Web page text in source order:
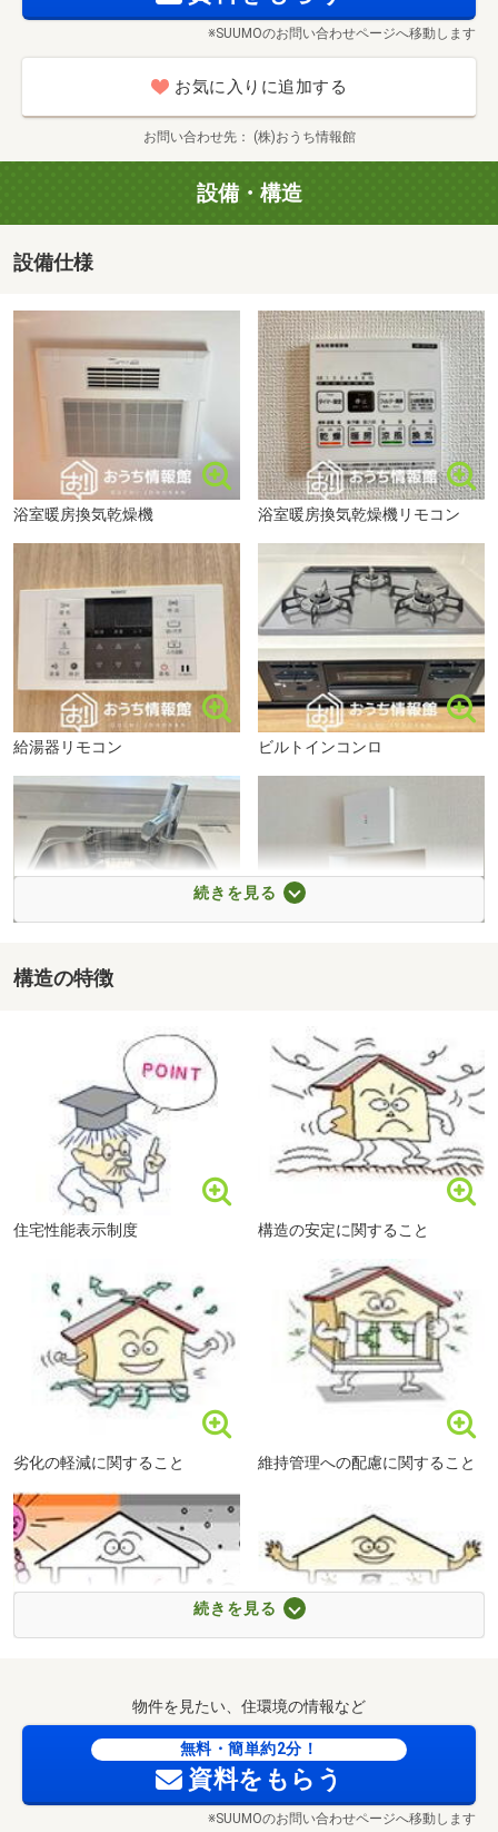
1600m・徒歩20分）
1700m・徒歩22分）
■【ホームセンター】コメリハード＆グリーン芸濃店（約
■【中学校】津市立芸濃中学校（約750m・徒歩10分）
■【幼稚園・保育園】津市立芸濃こども園（約690m・徒歩
9分）
■【郵便局】椋本郵便局（約860m・徒歩11分）
■【役所】津市役所芸濃庁舎（約1200m・徒歩15分）
■【図書館】津市芸濃図書館（約1100m・徒歩14分）
■【銀行】JA津安芸芸濃支店（約610m・徒歩8分）
■【銀行】百五銀行椋本支店（約1000m・徒歩13分）
す。
・ご来店時には、他のお客様から、なるべく席を離して対
応させて頂いております。
・物件のご見学後には、手指の消毒をお願いさせて頂いて
・適度に換気させて頂いております。
※SUUMOのお問い合わせページへ移動します
お気に入りに追加する
お問い合わせ先 (株)おうち情報館
設備・構造
設備仕様
浴室暖房換気乾燥機 浴室暖房換気乾燥機リモコン
給湯器リモコン ビルトインコンロ
浄水器内臓ハンドシャワー付シ
続きを見る
構造の特徴
住宅性能表示制度 構造の安定に関すること
劣化の軽減に関すること 維持管理への配慮に関すること
温熱環境・エネルギー消費量に
空気環境に関すること
続きを見る
物件を見たい、住環境の情報など
無料・簡単約2分！
資料をもらう
※SUUMOのお問い合わせページへ移動します